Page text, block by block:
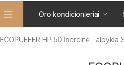
Oro kondicionieriai
ECOPUFFER HP 50 Inercinė